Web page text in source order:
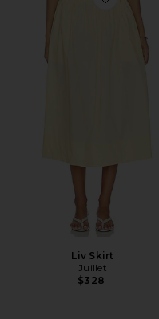
Favorite Liv
Liv Skirt
Juillet
$328